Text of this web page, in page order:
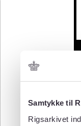
Samtykke til
Rigsarkivet